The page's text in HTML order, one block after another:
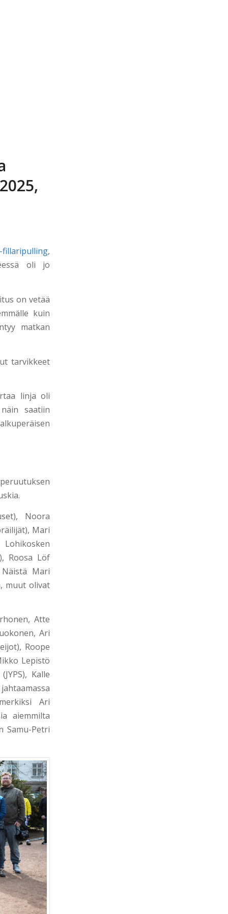
,
oli jo
on vetää
kuin
matkan
tarvikkeet
linja oli
saatiin
Noora
Mari
Roosa Löf
Mari
muut olivat
Atte
Ari
Roope
Lepistö
Kalle
Ari
aiemmilta
Samu-Petri